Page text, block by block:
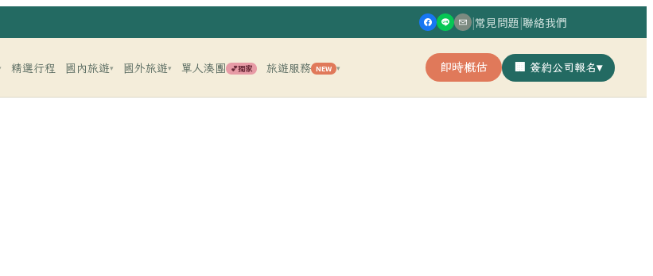
|常見問題|聯絡我們
精選行程 國內旅遊▾ 國外旅遊▾ 單人湊團 💕獨家 旅遊服務 NEW ▾ 即時概估 🏢 簽約公司報名▾